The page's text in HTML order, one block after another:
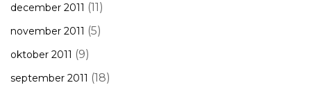
december 2011 (11)
november 2011 (5)
oktober 2011 (9)
september 2011 (18)